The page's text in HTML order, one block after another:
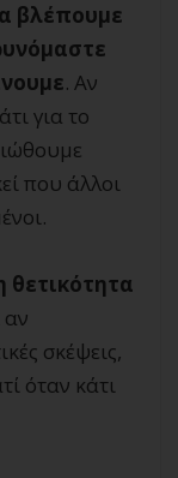
βλέπουμε
. Αν
για το
που άλλοι
θετικότητα
αν
σκέψεις,
όταν κάτι